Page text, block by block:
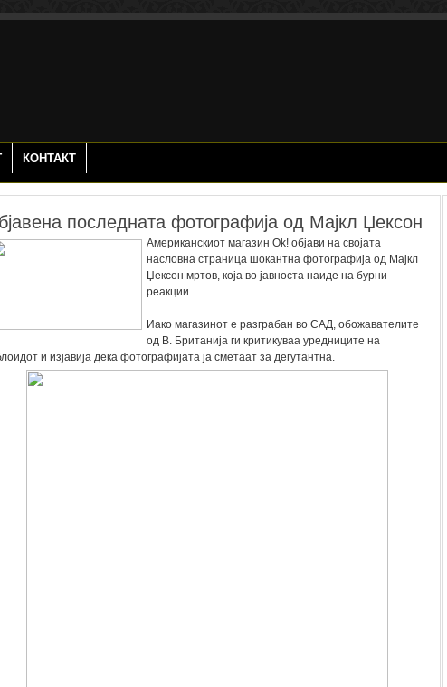
КОНТАКТ
последната фотографија од Мајкл Џексон
Американскиот магазин Ok! објави на својата
насловна страница шокантна фотографија од Мајкл
Џексон мртов, која во јавноста наиде на бурни
реакции.
Иако магазинот е разграбан во САД, обожавателите
од В. Британија ги критикуваа уредниците на
и изјавија дека фотографијата ја сметаат за дегутантна.